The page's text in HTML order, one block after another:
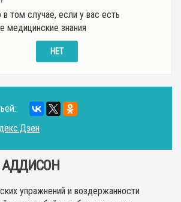
в том случае, если у вас есть
медицинские знания
НЕТ
упражнений и воздержанности